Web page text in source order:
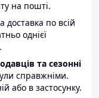
на пошті.
по всій
однієї
та сезонні
справжніми.
або в застосунку.